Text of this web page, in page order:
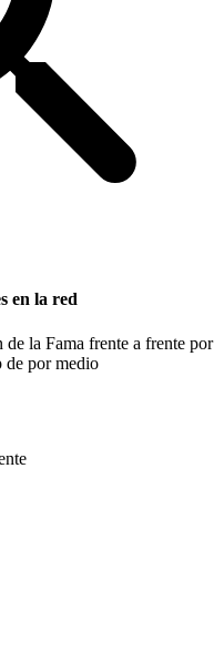
en la red
la Fama frente a frente por
de por medio